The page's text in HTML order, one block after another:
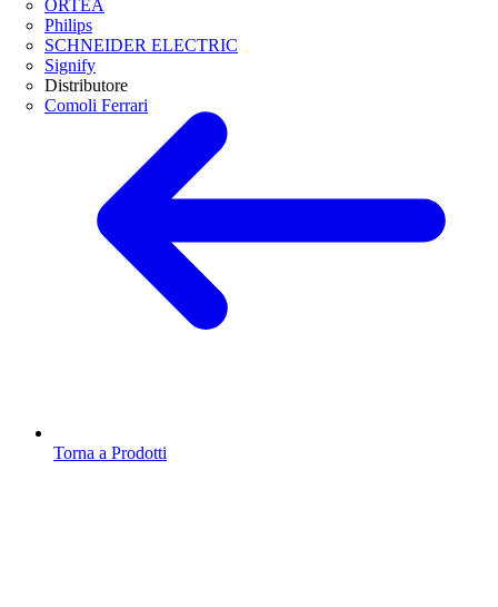
ORTEA
Philips
SCHNEIDER ELECTRIC
Signify
Distributore
Comoli Ferrari
Torna a Prodotti